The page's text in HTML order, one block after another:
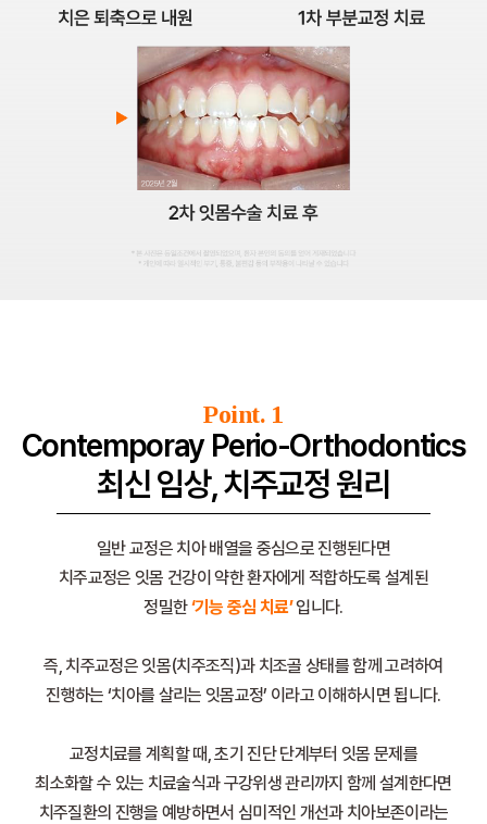
Point. 1
Contemporay Perio-Orthodontics
최신 임상, 치주교정 원리
일반 교정은 치아 배열을 중심으로 진행된다면
치주교정은 잇몸 건강이 약한 환자에게 적합하도록 설계된
정밀한‘기능 중심 치료’입니다.
즉, 치주교정은 잇몸(치주조직)과 치조골 상태를 함께 고려하여
진행하는 ‘치아를 살리는 잇몸교정’ 이라고 이해하시면 됩니다.
교정치료를 계획할 때, 초기 진단 단계부터 잇몸 문제를
최소화할 수 있는 치료술식과 구강위생 관리까지 함께 설계한다면
치주질환의 진행을 예방하면서 심미적인 개선과 치아보존이라는